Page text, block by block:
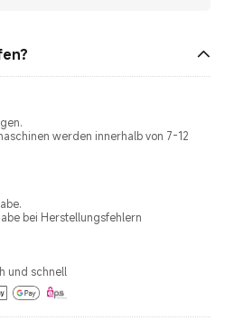
werden innerhalb von 7-12
bei Herstellungsfehlern
und schnell